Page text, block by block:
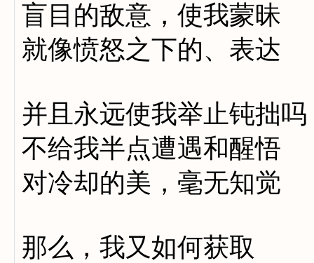
盲目的敌意，使我蒙昧
就像愤怒之下的、表达
并且永远使我举止钝拙吗
不给我半点遭遇和醒悟
对冷却的美，毫无知觉
那么，我又如何获取